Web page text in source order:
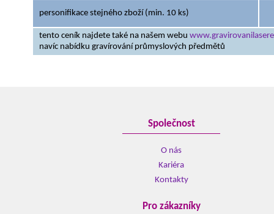
personifikace stejného zboží (min. 10 ks)
tento ceník najdete také na našem webu
navíc nabídku gravírování průmyslových předmětů
Společnost
O nás
Kariéra
Kontakty
Pro zákazníky